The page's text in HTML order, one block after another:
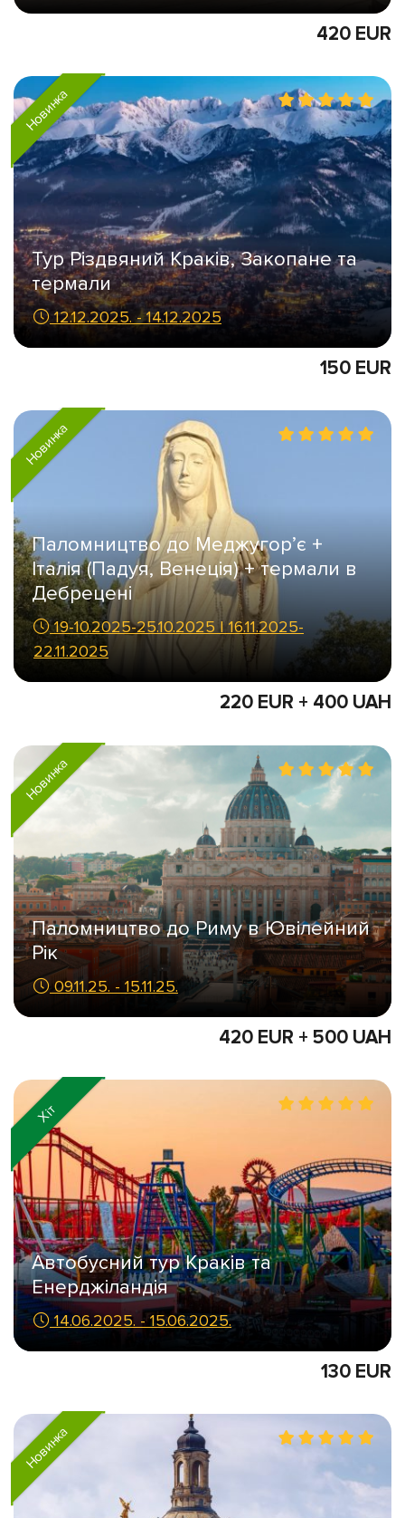
420 EUR
Новинка
Тур Різдвяний Краків, Закопане та
термали
12.12.2025. - 14.12.2025
150 EUR
Новинка
Паломництво до Меджугор’є +
Італія (Падуя, Венеція) + термали в
Дебрецені
19-10.2025-25.10.2025 І 16.11.2025-
22.11.2025
220 EUR + 400 UAH
Новинка
Паломництво до Риму в Ювілейний
Рік
09.11.25. - 15.11.25.
420 EUR + 500 UAH
Хіт
Автобусний тур Краків та
Енерджіландія
14.06.2025. - 15.06.2025.
130 EUR
Новинка